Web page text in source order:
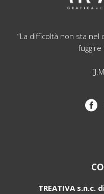
“La difficoltà non sta
fuggire
TREATIVA s.n.c.